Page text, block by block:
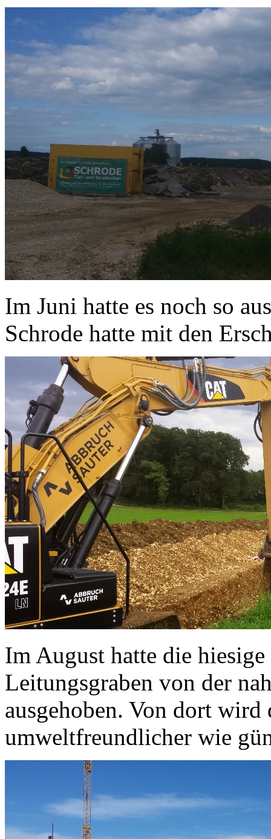
Im Juni hatte es noch so
Schrode hatte mit den
Im August hatte die
Leitungsgraben von der
ausgehoben. Von dort wird
umweltfreundlicher wie